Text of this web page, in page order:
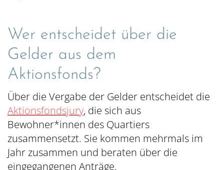
Wer entscheidet über die
Gelder aus dem
Aktionsfonds?
Über die Vergabe der Gelder entscheidet die
Aktionsfondsjury, die sich aus
Bewohner*innen des Quartiers
zusammensetzt. Sie kommen mehrmals im
Jahr zusammen und beraten über die
eingegangenen Anträge.